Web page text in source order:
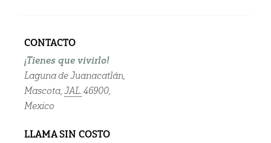
CONTACTO
¡Tienes que vivirlo!
Laguna de Juanacatlán,
Mascota, JAL. 46900,
Mexico
LLAMA SIN COSTO